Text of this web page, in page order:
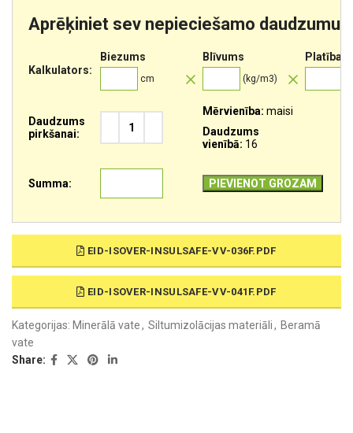
Aprēķiniet sev nepieciešamo daudzumu
Kalkulators:
Biezums Blīvums Platība
cm (kg/m3)
Daudzums
pirkšanai:
Mērvienība: maisi
Daudzums
vienībā: 16
Summa: PIEVIENOT GROZAM
EID-ISOVER-INSULSAFE-VV-036F.PDF
EID-ISOVER-INSULSAFE-VV-041F.PDF
Kategorijas: Minerālā vate, Siltumizolācijas materiāli, Beramā
vate
Share: